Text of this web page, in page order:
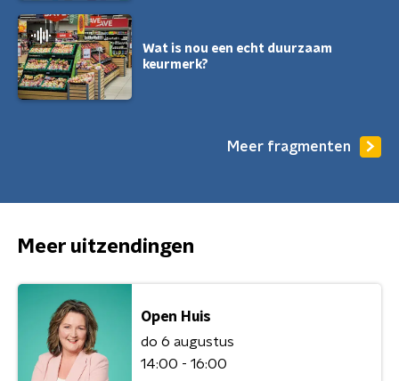
Wat is nou een echt duurzaam
keurmerk?
Meer fragmenten
Meer uitzendingen
Open Huis
do 6 augustus
14:00 - 16:00